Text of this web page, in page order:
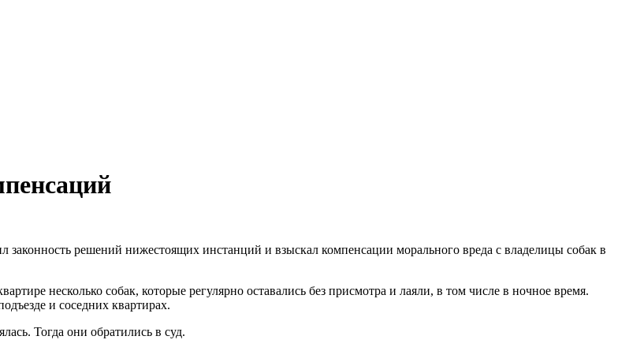
решений нижестоящих инстанций и взыскал компенсации морального вреда с владелицы собак в
несколько собак, которые регулярно оставались без присмотра и лаяли, в том числе в ночное время.
и соседних квартирах.
Тогда они обратились в суд.